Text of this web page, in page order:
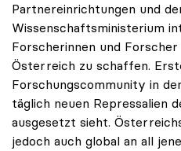
Partnereinrichtungen und
Wissenschaftsministerium
Forscherinnen und
Österreich zu schaffen.
Forschungscommunity in
täglich neuen Repressalien
ausgesetzt sieht.
jedoch auch global an all